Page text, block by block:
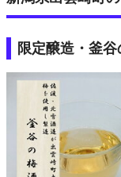
限定醸造・釜